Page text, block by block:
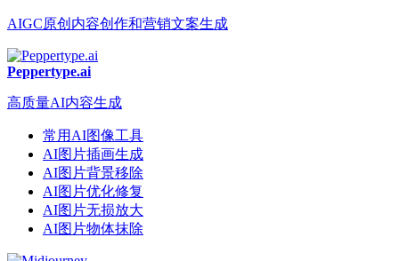
AIGC原创内容创作和营销文案生成
Peppertype.ai
高质量AI内容生成
常用AI图像工具
AI图片插画生成
AI图片背景移除
AI图片优化修复
AI图片无损放大
AI图片物体抹除